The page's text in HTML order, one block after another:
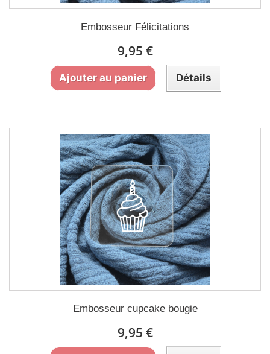
Embosseur Félicitations
9,95 €
Ajouter au panier Détails
Embosseur cupcake bougie
9,95 €